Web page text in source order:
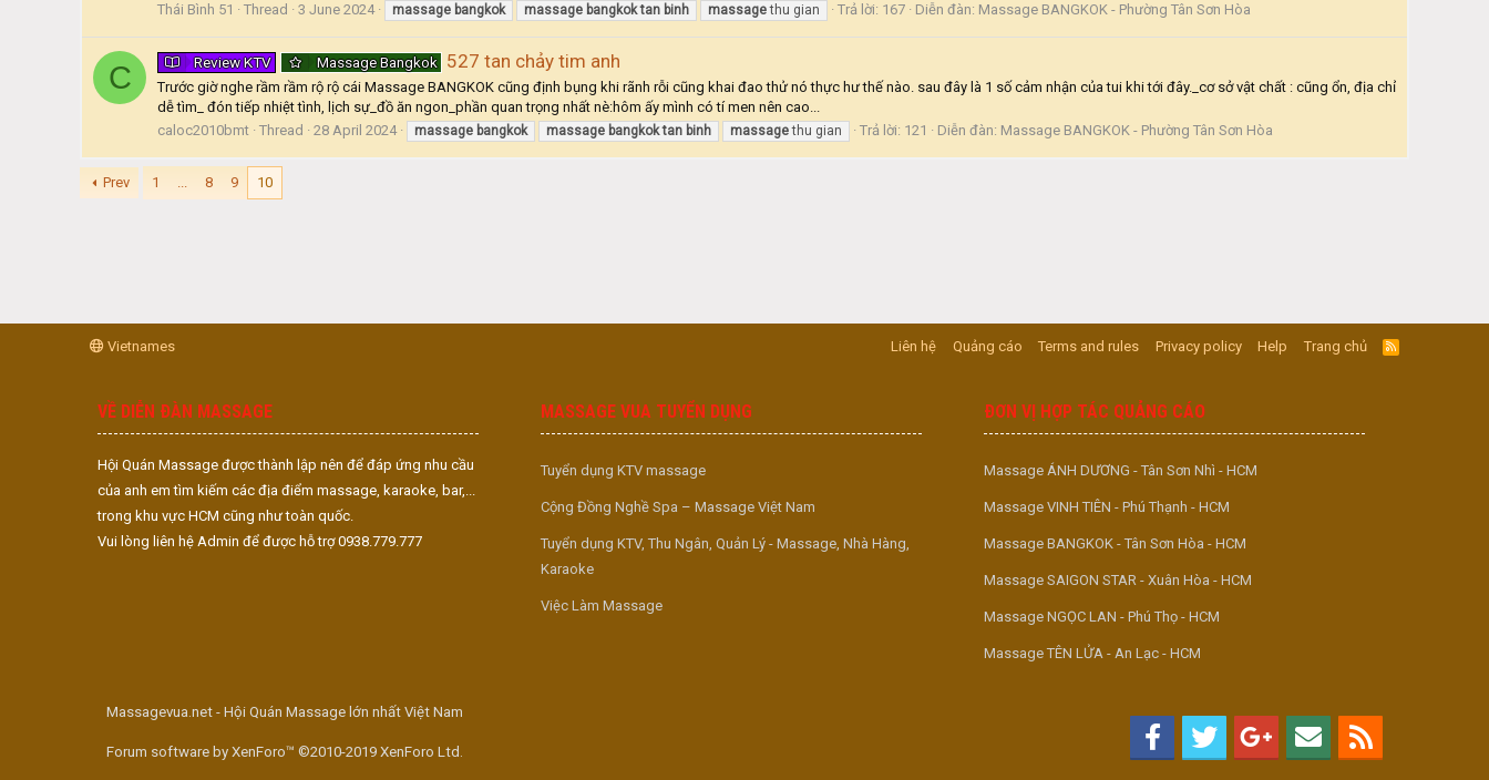
Thái Bình 51
Thread 3 June 2024 massage bangkok massage bangkok tan binh massagethu gian Trả lời: 167 Diễn đàn: Massage BANGKOK - Phường Tân Sơn Hòa
C Review KTV Massage Bangkok 527 tan chảy tim anh
Trước giờ nghe rầm rầm rộ rộ cái Massage BANGKOK cũng định bụng khi rãnh rỗi cũng khai đao thử nó thực hư thế nào. sau đây là 1 số cảm nhận của tui khi tới đây._cơ sở vật chất : cũng ổn, địa chỉ
dễ tìm_ đón tiếp nhiệt tình, lịch sự_đồ ăn ngon_phần quan trọng nhất nè:hôm ấy mình có tí men nên cao...
caloc2010bmt Thread 28 April 2024 massage bangkok massage bangkok tan binh massagethu gian Trả lời: 121 Diễn đàn: Massage BANGKOK - Phường Tân Sơn Hòa
Prev 1 ... 8 9 10
Vietnames Liên hệ Quảng cáo Terms and rules Privacy policy Help Trang chủ
R
S
VỀ DIỄN ĐÀN MASSAGE
Hội Quán Massage được thành lập nên để đáp ứng nhu cầu
của anh em tìm kiếm các địa điểm massage, karaoke, bar,...
trong khu vực HCM cũng như toàn quốc.
Vui lòng liên hệ Admin để được hỗ trợ 0938.779.777
MASSAGE VUA TUYỂN DỤNG
Tuyển dụng KTV massage
Cộng Đồng Nghề Spa – Massage Việt Nam
Tuyển dụng KTV, Thu Ngân, Quản Lý - Massage, Nhà Hàng,
Karaoke
Việc Làm Massage
ĐƠN VỊ HỢP TÁC QUẢNG CÁO
Massage ÁNH DƯƠNG - Tân Sơn Nhì - HCM
Massage VINH TIÊN - Phú Thạnh - HCM
Massage BANGKOK - Tân Sơn Hòa - HCM
Massage SAIGON STAR - Xuân Hòa - HCM
Massage NGỌC LAN - Phú Thọ - HCM
Massage TÊN LỬA - An Lạc - HCM
Massagevua.net - Hội Quán Massage lớn nhất Việt Nam
Forum software by XenForo™ ©2010-2019 XenForo Ltd.